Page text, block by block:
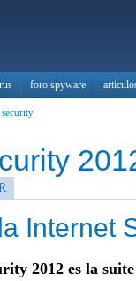
foro spyware
Internet
2012 es la